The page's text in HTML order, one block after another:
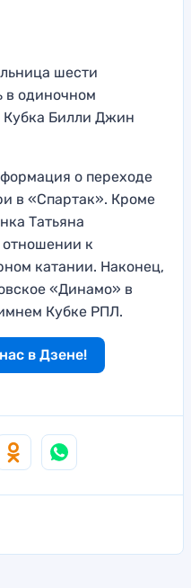
шести
в одиночном
Кубка Билли Джин
о переходе
в «Спартак». Кроме
Татьяна
отношении к
катании. Наконец,
«Динамо» в
Кубке РПЛ.
в Дзене!